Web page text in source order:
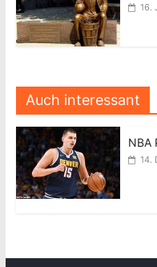
16.
Auch interessant
NBA
14.